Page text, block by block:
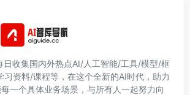
日收集国内外热点AI/人工智能/工具/模型/框
习资料/课程等，在这个全新的AI时代，助力
一个具体业务场景，与所有人一起努力向